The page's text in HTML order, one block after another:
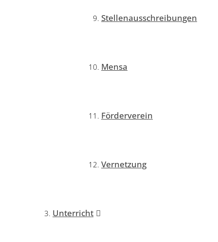
Stellenausschreibungen
Mensa
Förderverein
Vernetzung
Unterricht